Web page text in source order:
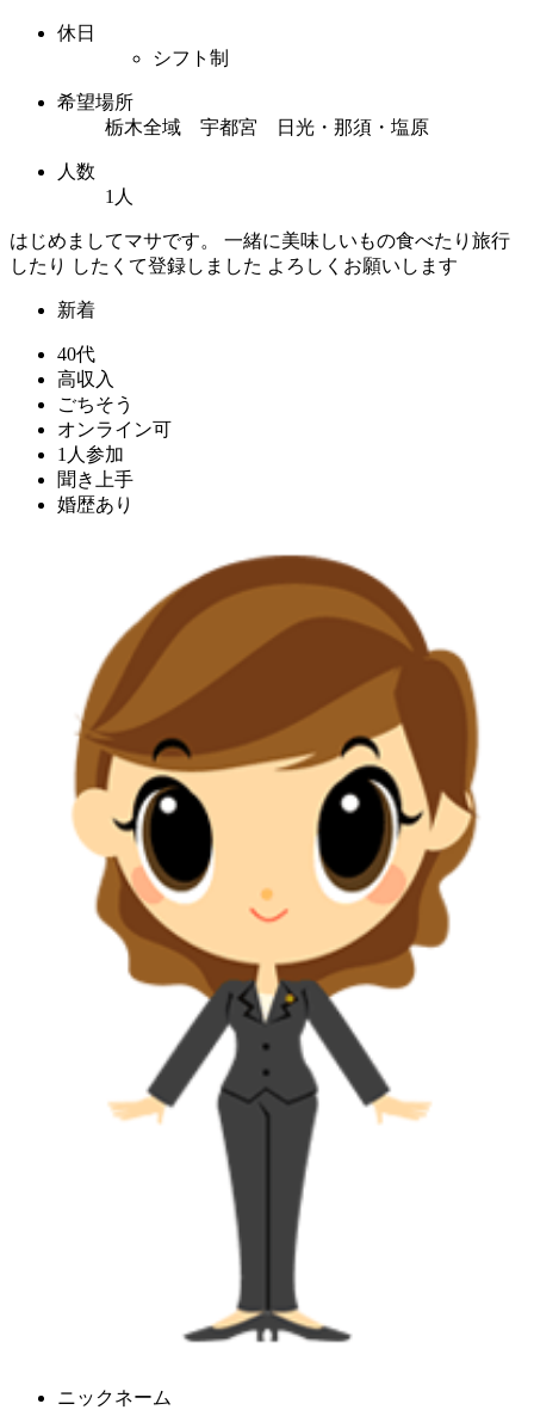
休日
シフト制
希望場所
栃木全域 宇都宮 日光・那須・塩原
人数
1人
はじめましてマサです。 一緒に美味しいもの食べたり旅行
したり したくて登録しました よろしくお願いします
新着
40代
高収入
ごちそう
オンライン可
1人参加
聞き上手
婚歴あり
ニックネーム